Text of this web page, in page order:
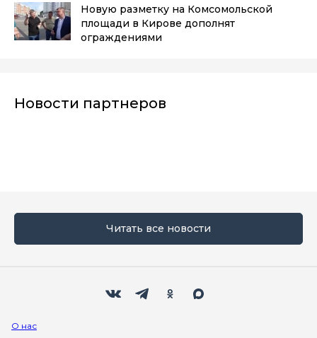
Новую разметку на Комсомольской
площади в Кирове дополнят
ограждениями
Новости партнеров
Читать все новости
О нас